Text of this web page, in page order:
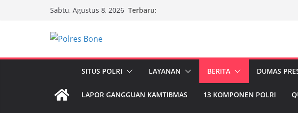
Sabtu, Agustus 8, 2026 Terbaru:
SITUS POLRI LAYANAN BERITA DUMAS
LAPOR GANGGUAN KAMTIBMAS 13 KOMPONEN POLRI